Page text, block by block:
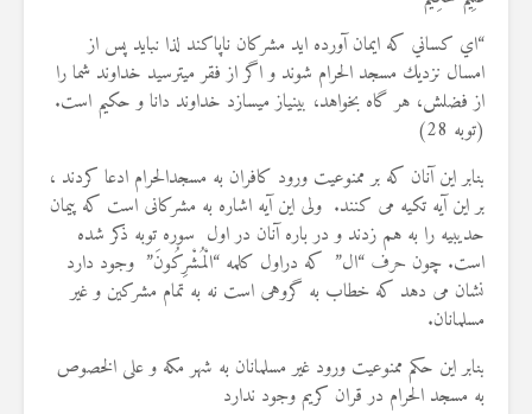
“اي كساني كه ايمان آورده‏ ايد مشركان ناپاكند لذا نبايد پس از
امسال نزديك مسجد الحرام شوند و اگر از فقر مي‏ترسيد خداوند شما را
از فضلش، هر گاه بخواهد، بينياز مي‏سازد خداوند دانا و حكيم است.
(توبه 28)
بنابر این آنان که بر ممنوعیت ورود کافران به مسجدالحرام ادعا کردند ،
بر این آیه تکیه می کنند. ولی این آیه اشاره به مشرکانی است که پیمان
حدیبیه را به هم زدند و در باره آنان در اول سوره توبه ذکر شده
است. چون حرف “ال” که دراول کلمه “الْمُشْرِكُونَ” وجود دارد
نشان می دهد که خطاب به گروهی است نه به تمام مشرکین و غیر
مسلمانان.
بنابر این حکم ممنوعیت ورود غیر مسلمانان به شهر مکه و علی الخصوص
به مسجد الحرام در قران کریم وجود ندارد
36 نمایش ها